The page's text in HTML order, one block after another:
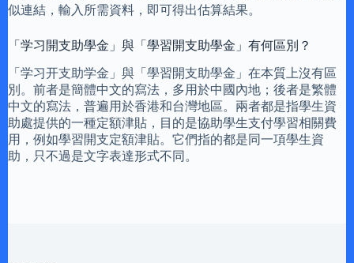
似連結，輸入所需資料，即可得出估算結果。
「学习開支助學金」與「學習開支助學金」有何區別？
「学习开支助学金」與「學習開支助學金」在本質上沒有區
別。前者是簡體中文的寫法，多用於中國內地；後者是繁體
中文的寫法，普遍用於香港和台灣地區。兩者都是指學生資
助處提供的一種定額津貼，目的是協助學生支付學習相關費
用，例如學習開支定額津貼。它們指的都是同一項學生資
助，只不過是文字表達形式不同。